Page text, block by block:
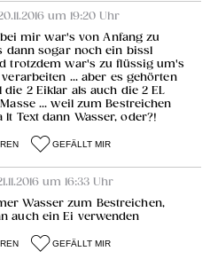
um 19:20 Uhr
mir war's von Anfang zu
dann sogar noch ein bissl
trotzdem war's zu flüssig um's
... aber es gehörten
2 Eiklar als auch die 2 EL
... weil zum Bestreichen
Text dann Wasser, oder?!
GEFÄLLT MIR
um 16:33 Uhr
Wasser zum Bestreichen,
auch ein Ei verwenden
GEFÄLLT MIR